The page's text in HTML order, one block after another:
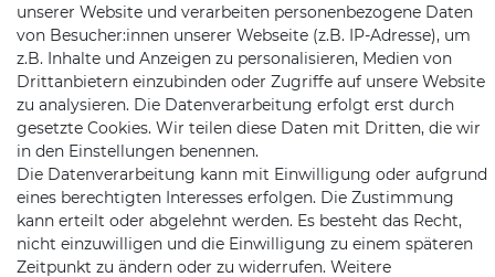
Jochim-Klindt-Str. 5
22926 Ahrensburg
Schnellversand auf Facebook
Schnellversand auf Twitter
Schnellversand auf YouTube
Schnellversand auf
Schnellversand
unserer Website und verarbeiten personenbezogene Daten
von Besucher:innen unserer Webseite (z.B. IP-Adresse), um
z.B. Inhalte und Anzeigen zu personalisieren, Medien von
Drittanbietern einzubinden oder Zugriffe auf unsere Website
zu analysieren. Die Datenverarbeitung erfolgt erst durch
gesetzte Cookies. Wir teilen diese Daten mit Dritten, die wir
in den Einstellungen benennen.
Die Datenverarbeitung kann mit Einwilligung oder aufgrund
eines berechtigten Interesses erfolgen. Die Zustimmung
kann erteilt oder abgelehnt werden. Es besteht das Recht,
nicht einzuwilligen und die Einwilligung zu einem späteren
Zeitpunkt zu ändern oder zu widerrufen. Weitere